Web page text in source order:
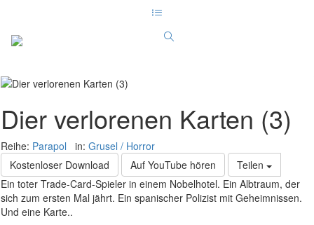
Dier verlorenen Karten (3)
Reihe: Parapol in: Grusel / Horror
Kostenloser Download
Auf YouTube hören
Teilen
Ein toter Trade-Card-Spieler in einem Nobelhotel. Ein Albtraum, der
sich zum ersten Mal jährt. Ein spanischer Polizist mit Geheimnissen.
Und eine Karte..